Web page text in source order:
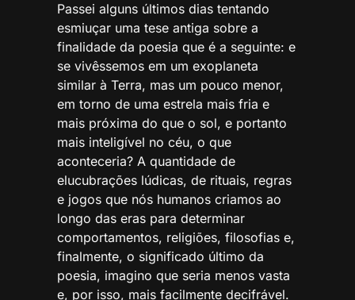
Passei alguns últimos dias tentando
esmiuçar uma tese antiga sobre a
finalidade da poesia que é a seguinte: e
se vivêssemos em um exoplaneta
similar à Terra, mas um pouco menor,
em torno de uma estrela mais fria e
mais próxima do que o sol, e portanto
mais inteligível no céu, o que
aconteceria? A quantidade de
elucubrações lúdicas, de rituais, regras
e jogos que nós humanos criamos ao
longo das eras para determinar
comportamentos, religiões, filosofias e,
finalmente, o significado último da
poesia, imagino que seria menos vasta
e, por isso, mais facilmente decifrável.